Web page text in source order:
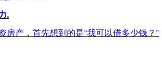
.
房产，首先想到的是“我可以借多少钱？”